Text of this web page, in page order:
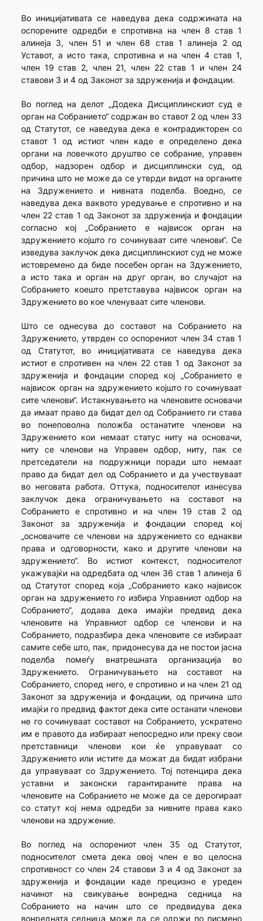
Во иницијативата се наведува дека содржината на
оспорените одредби е спротивна на член 8 став 1
алинеја 3, член 51 и член 68 став 1 алинеја 2 од
Уставот, а исто така, спротивна и на член 4 став 1,
член 19 став 2, член 21, член 22 став 1 и член 24
ставови 3 и 4 од Законот за здруженија и фондации.
Во поглед на делот „Додека Дисциплинскиот суд е
орган на Собранието“ содржан во ставот 2 од член 33
од Статутот, се наведува дека е контрадикторен со
ставот 1 од истиот член каде е определено дека
органи на ловечкото друштво се собрание, управен
одбор, надзорен одбор и дисциплински суд, од
причина што не може да се утврди видот на органите
на Здружението и нивната поделба. Воедно, се
наведува дека ваквото уредување е спротивно и на
член 22 став 1 од Законот за здруженија и фондации
согласно кој „Собранието е највисок орган на
здружението којшто го сочинуваат сите членови“. Се
изведува заклучок дека дисциплинскиот суд не може
истовремено да биде посебен орган на Здужението,
а исто така и орган на друг орган, во случајот на
Собранието коешто претставува највисок орган на
Здружението во кое членуваат сите членови.
Што се однесува до составот на Собранието на
Здружението, утврден со оспорениот член 34 став 1
од Статутот, во иницијативата се наведува дека
истиот е спротивен на член 22 став 1 од Законот за
здруженија и фондации според кој „Собранието е
највисок орган на здружението којшто го сочинуваат
сите членови“. Истакнувањето на членовите основачи
да имаат право да бидат дел од Собранието ги става
во понеповолна положба останатите членови на
Здружението кои немаат статус ниту на основачи,
ниту се членови на Управен одбор, ниту, пак се
претседатели на подружници поради што немаат
право да бидат дел од Собранието и да учествуваат
во неговата работа. Оттука, подносителот изнесува
заклучок дека ограничувањето на составот на
Собранието е спротивно и на член 19 став 2 од
Законот за здруженија и фондации според кој
„основачите се членови на здружението со еднакви
права и одговорности, како и другите членови на
здружението“. Во истиот контекст, подносителот
укажувајќи на одредбата од член 36 став 1 алинеја 6
од Статутот според која „Собранието како највисок
орган на здружението го избира Управниот одбор на
Собранието“, додава дека имајќи предвид дека
членовите на Управниот одбор се членови и на
Собранието, подразбира дека членовите се избираат
самите себе што, пак, придонесува да не постои јасна
поделба помеѓу внатрешната организација во
Здружението. Ограничувањето на составот на
Собранието, според него, е спротивно и на член 21 од
Законот за здруженија и фондации, од причина што
имајќи го предвид фактот дека сите останати членови
не го сочинуваат составот на Собранието, ускратено
им е правото да избираат непосредно или преку свои
претставници членови кои ќе управуваат со
Здружението или истите да можат да бидат избрани
да управуваат со Здружението. Тој потенцира дека
уставни и законски гарантираните права на
членовите на Собранието не може да се дерогираат
со статут кој нема одредби за нивните права како
членови на здружение.
Во поглед на оспорениот член 35 од Статутот,
подносителот смета дека овој член е во целосна
спротивност со член 24 ставови 3 и 4 од Законот за
здруженија и фондации каде прецизно е уреден
начинот на свикување вонредна седница на
Собранието на начин што се предвидува дека
вонредната седница може да се одржи по писмено